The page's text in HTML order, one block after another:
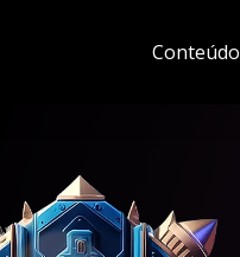
Conteúdo